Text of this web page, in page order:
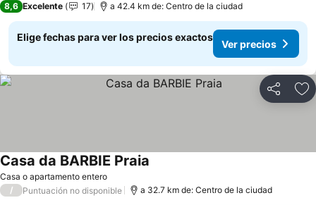
8,6 Excelente 17 a 42.4 km de: Centro de la ciudad
Elige fechas para ver los precios exactos
Ver precios
Compartir
Casa o apartamento entero
Casa da BARBIE Praia
/ Puntuación no disponible a 32.7 km de: Centro de la ciudad